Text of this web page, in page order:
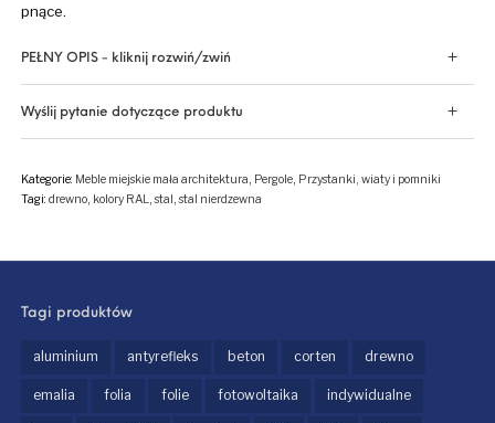
pnące.
PEŁNY OPIS - kliknij rozwiń/zwiń
Wyślij pytanie dotyczące produktu
Kategorie: Meble miejskie mała architektura, Pergole, Przystanki, wiaty i pomniki
Tagi: drewno, kolory RAL,stal,stal nierdzewna
Tagi produktów
aluminium antyrefleks beton corten drewno
emalia folia folie fotowoltaika indywidualne